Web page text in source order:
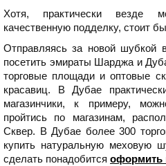
Хотя, практически везде
качественную подделку, стоит
Отправляясь за новой
посетить эмираты Шарджа и
торговые площади и оптовые
красавиц. В Дубае
магазинчики, к примеру,
пройтись по магазинам,
Сквер. В Дубае более 300
купить натуральную меховую
сделать понадобится оформить